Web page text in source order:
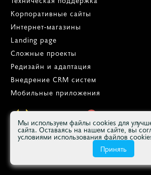
Корпоративные сайты
Интернет-магазины
Landing page
Сложные проекты
Редизайн и адаптация
Внедрение CRM систем
Мобильные приложения
Яндекс.Метрика
Мы используем файлы cookies для
сайта. Оставаясь на нашем сайте, вы
условиями использования файлов
Принять